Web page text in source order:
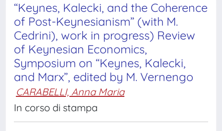
“Keynes, Kalecki, and the Coherence
of Post-Keynesianism” (with M.
Cedrini), work in progress) Review
of Keynesian Economics,
Symposium on “Keynes, Kalecki,
and Marx”, edited by M. Vernengo
CARABELLI, Anna Maria
In corso di stampa